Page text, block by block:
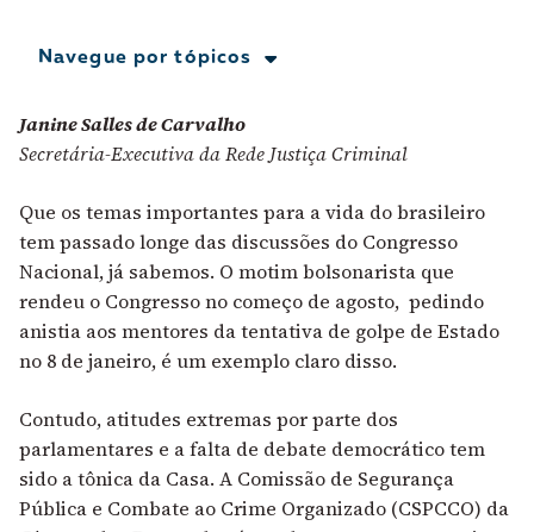
Navegue por tópicos
Janine Salles de Carvalho
Secretária-Executiva da Rede Justiça Criminal
Que os temas importantes para a vida do brasileiro
tem passado longe das discussões do Congresso
Nacional, já sabemos. O motim bolsonarista que
rendeu o Congresso no começo de agosto, pedindo
anistia aos mentores da tentativa de golpe de Estado
no 8 de janeiro, é um exemplo claro disso.
Contudo, atitudes extremas por parte dos
parlamentares e a falta de debate democrático tem
sido a tônica da Casa. A Comissão de Segurança
Pública e Combate ao Crime Organizado (CSPCCO) da